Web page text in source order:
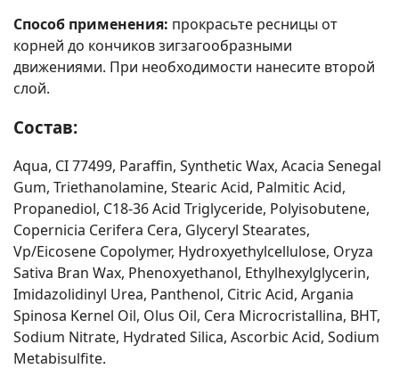
Способ применения: прокрасьте ресницы от
корней до кончиков зигзагообразными
движениями. При необходимости нанесите второй
слой.
Состав:
Aqua, CI 77499, Paraffin, Synthetic Wax, Acacia Senegal
Gum, Triethanolamine, Stearic Acid, Palmitic Acid,
Propanediol, C18-36 Acid Triglyceride, Polyisobutene,
Copernicia Cerifera Cera, Glyceryl Stearates,
Vp/Eicosene Copolymer, Hydroxyethylcellulose, Oryza
Sativa Bran Wax, Phenoxyethanol, Ethylhexylglycerin,
Imidazolidinyl Urea, Panthenol, Citric Acid, Argania
Spinosa Kernel Oil, Olus Oil, Cera Microcristallina, BHT,
Sodium Nitrate, Hydrated Silica, Ascorbic Acid, Sodium
Metabisulfite.